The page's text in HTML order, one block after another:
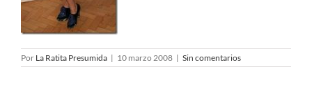
Por La Ratita Presumida | 10 marzo 2008 | Sin comentarios